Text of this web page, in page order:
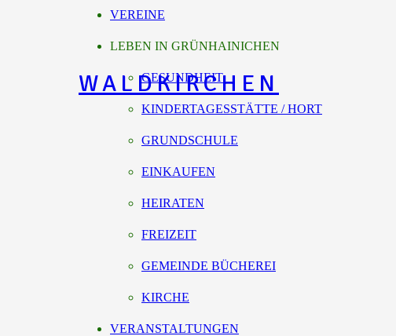
WALDKIRCHEN
VEREINE
LEBEN IN GRÜNHAINICHEN
GESUNDHEIT
KINDERTAGESSTÄTTE / HORT
GRUNDSCHULE
EINKAUFEN
HEIRATEN
FREIZEIT
GEMEINDE BÜCHEREI
KIRCHE
VERANSTALTUNGEN